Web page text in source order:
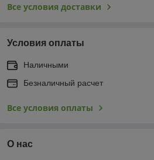
Все условия доставки
Условия оплаты
Наличными
Безналичный расчет
Все условия оплаты
О нас